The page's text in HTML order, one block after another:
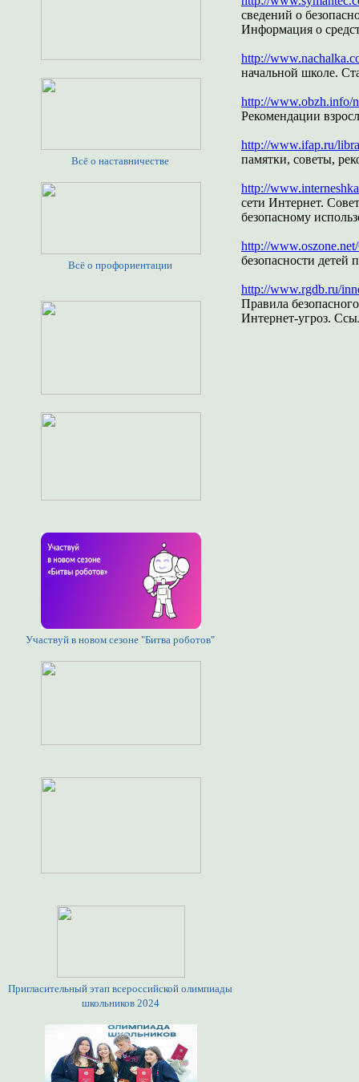
Всё о наставничестве
Всё о профориентации
Участвуй в новом сезоне "Битва роботов"
Пригласительный этап всероссийской олимпиады
школьников 2024
сведений о
Информация о
http://
начальной школе.
http://www.obzh.info/
Рекомендации
http://www.ifap.ru/
памятки, советы,
http://
сети Интернет.
безопасному
http://
безопасности детей
http://www.rgdb.ru/
Правила
Интернет-угроз.